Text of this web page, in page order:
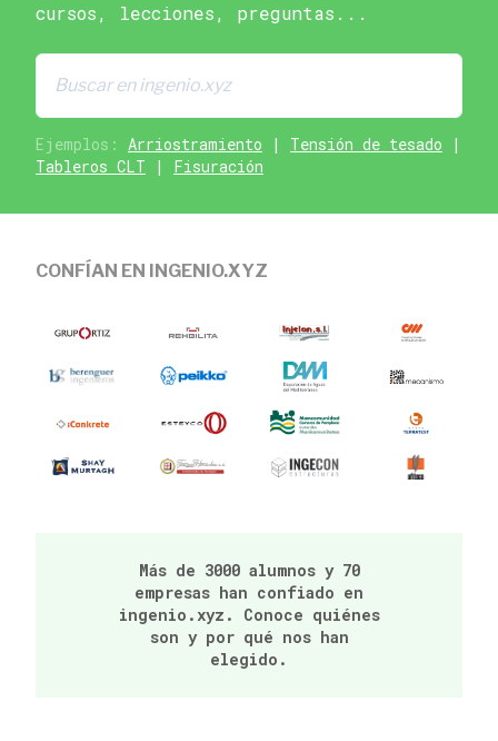
cursos, lecciones, preguntas...
Ejemplos: Arriostramiento | Tensión de tesado |
Tableros CLT | Fisuración
CONFÍAN EN INGENIO.XYZ
Más de 3000 alumnos y 70
empresas han confiado en
ingenio.xyz. Conoce quiénes
son y por qué nos han
elegido.